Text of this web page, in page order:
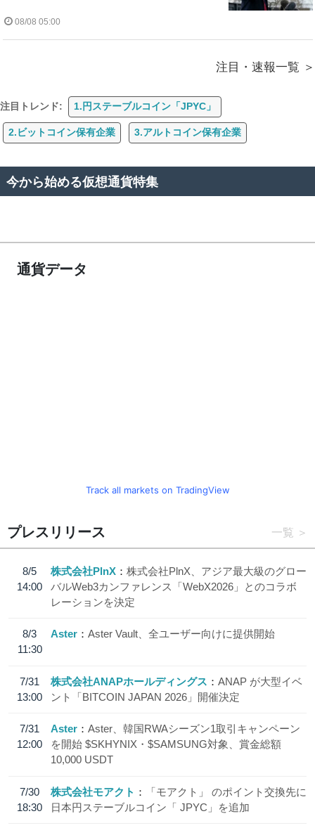
08/08 05:00
注目・速報一覧
注目トレンド: 1.円ステーブルコイン「JPYC」
2.ビットコイン保有企業 3.アルトコイン保有企業
今から始める仮想通貨特集
通貨データ
Track all markets on TradingView
プレスリリース 一覧
8/5
14:00
株式会社PlnX
株式会社PlnX、アジア最大級のグロー
バルWeb3カンファレンス「WebX2026」とのコラボ
レーションを決定
8/3
11:30
Aster Aster Vault、全ユーザー向けに提供開始
7/31
13:00
株式会社ANAPホールディングス
ANAP が大型イベ
ント「BITCOIN JAPAN 2026」開催決定
7/31
12:00
Aster
Aster、韓国RWAシーズン1取引キャンペーン
を開始 $SKHYNIX・$SAMSUNG対象、賞金総額
10,000 USDT
7/30
18:30
株式会社モアクト
「モアクト」 のポイント交換先に
日本円ステーブルコイン「 JPYC」を追加